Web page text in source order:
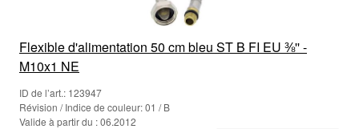
Flexible d'alimentation 50 cm bleu ST B FI EU ⅜'' -
M10x1 NE
ID de l’art.: 123947
Révision / Indice de couleur: 01 / B
Valide à partir du : 06.2012